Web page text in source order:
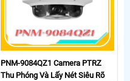
PNM-9084QZ1 Camera PTRZ
Thu Phóng Và Lấy Nét Siêu Rõ